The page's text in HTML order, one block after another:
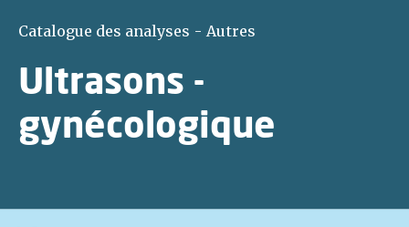
Catalogue des analyses - Autres
Ultrasons -
gynécologique